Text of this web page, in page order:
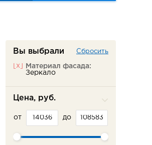
Вы выбрали Сбросить
[x]
Материал фасада:
Зеркало
Цена, руб.
от до